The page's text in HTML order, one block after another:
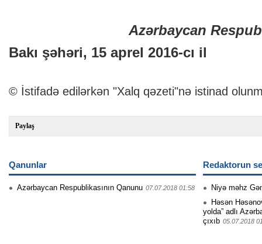
Azərbaycan
Bakı şəhəri, 15 aprel 2016-cı il
© İstifadə edilərkən "Xalq qəzeti"nə istinad
Paylaş
Qanunlar
Azərbaycan Respublikasının Qanunu 07.07.2018 01:58
Redaktorun
Niyə məhz
Həsən
yolda” adlı
çıxıb 05.07.2018